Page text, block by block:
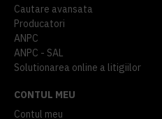
Cautare avansata
Producatori
ANPC
ANPC - SAL
Solutionarea online a litigiilor
CONTUL MEU
Contul meu